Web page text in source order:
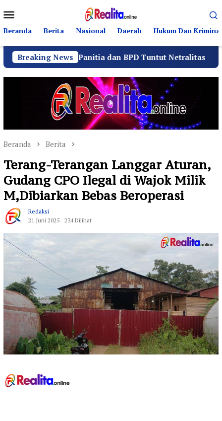
ke
kontenMobile
Beranda Berita Nasional Daerah Hukum Dan Kriminal
Breaking News
Panitia dan BPD Tuntut Netralitas Komando
Beranda Berita
Terang-Terangan Langgar Aturan,
Gudang CPO Ilegal di Wajok Milik
M,Dibiarkan Bebas Beroperasi
Redaksi
21 Juni 2025
234 Dilihat